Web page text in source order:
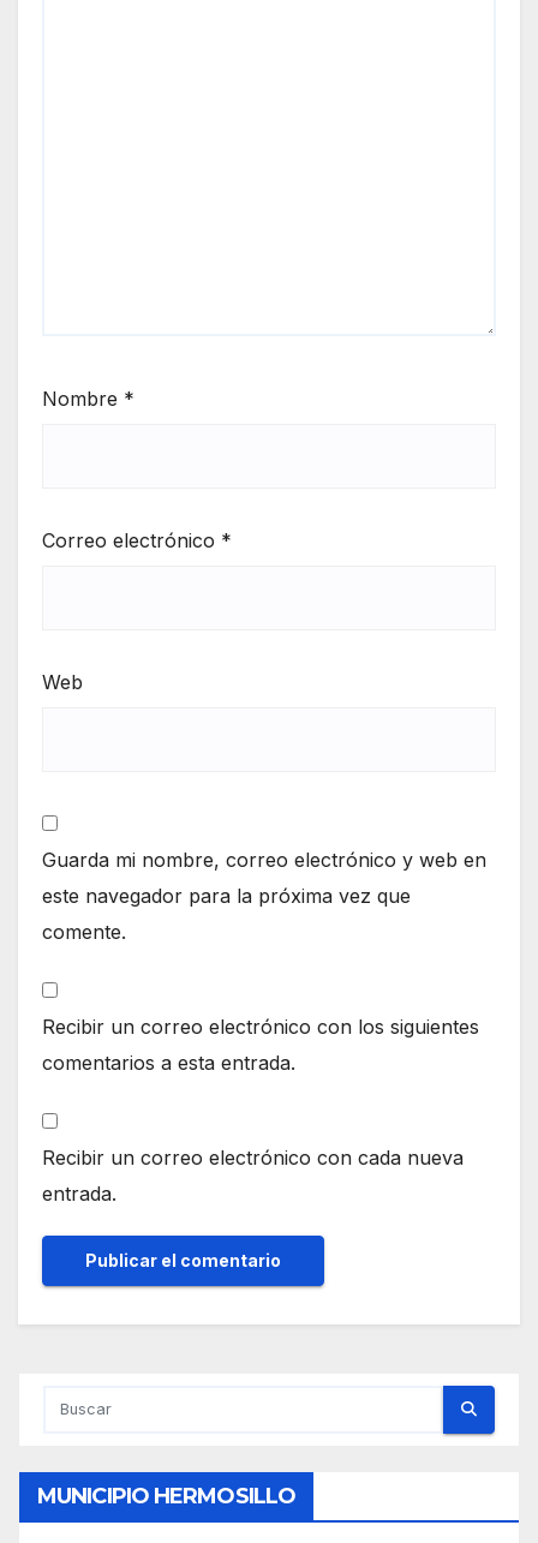
Nombre *
Correo electrónico *
Web
Guarda mi nombre, correo electrónico y web en
este navegador para la próxima vez que
comente.
Recibir un correo electrónico con los siguientes
comentarios a esta entrada.
Recibir un correo electrónico con cada nueva
entrada.
MUNICIPIO HERMOSILLO